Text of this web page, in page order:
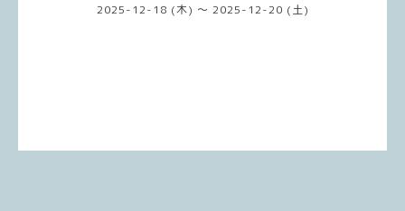
2025-12-18 (木) ～ 2025-12-20 (土)